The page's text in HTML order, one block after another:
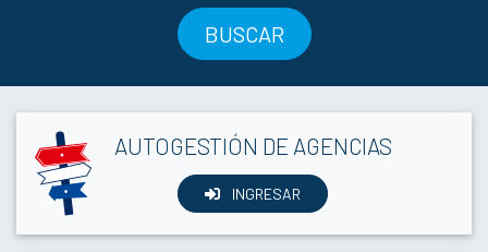
BUSCAR
AUTOGESTIÓN DE AGENCIAS
INGRESAR